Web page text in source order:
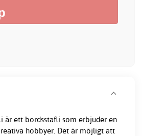
är ett bordsstafli som erbjuder en
hobbyer. Det är möjligt att